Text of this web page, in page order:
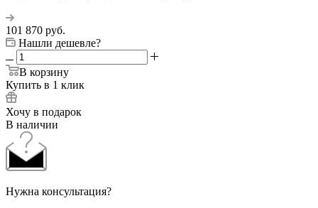
101 870 руб.
Нашли дешевле?
В корзину
Купить в 1 клик
Хочу в подарок
В наличии
Нужна консультация?